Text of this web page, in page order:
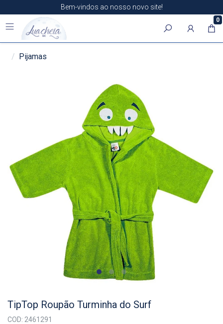
Bem-vindos ao nosso novo site!
0
Pijamas
TipTop Roupão Turminha do Surf
COD: 2461291